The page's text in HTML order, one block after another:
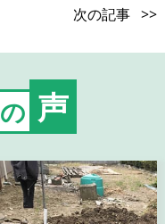
次の記事 >>
の 声